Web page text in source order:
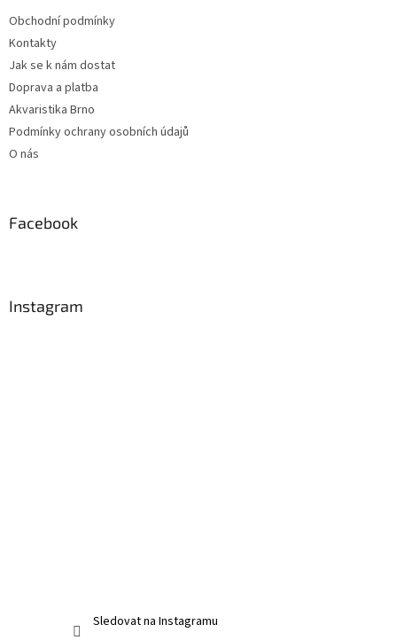
Obchodní podmínky
Kontakty
Jak se k nám dostat
Doprava a platba
Akvaristika Brno
Podmínky ochrany osobních údajů
O nás
Facebook
Instagram
Sledovat na Instagramu